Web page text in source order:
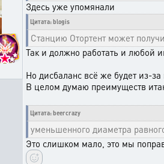
Здесь уже упомянали
Цитата: blogis
Станцию Отортент может
Так и должно работать и любой
Но дисбаланс всё же будет из-
В целом думаю преимуществ
Цитата: beercrazy
уменьшенного диаметра
Это слишком мало, это мы